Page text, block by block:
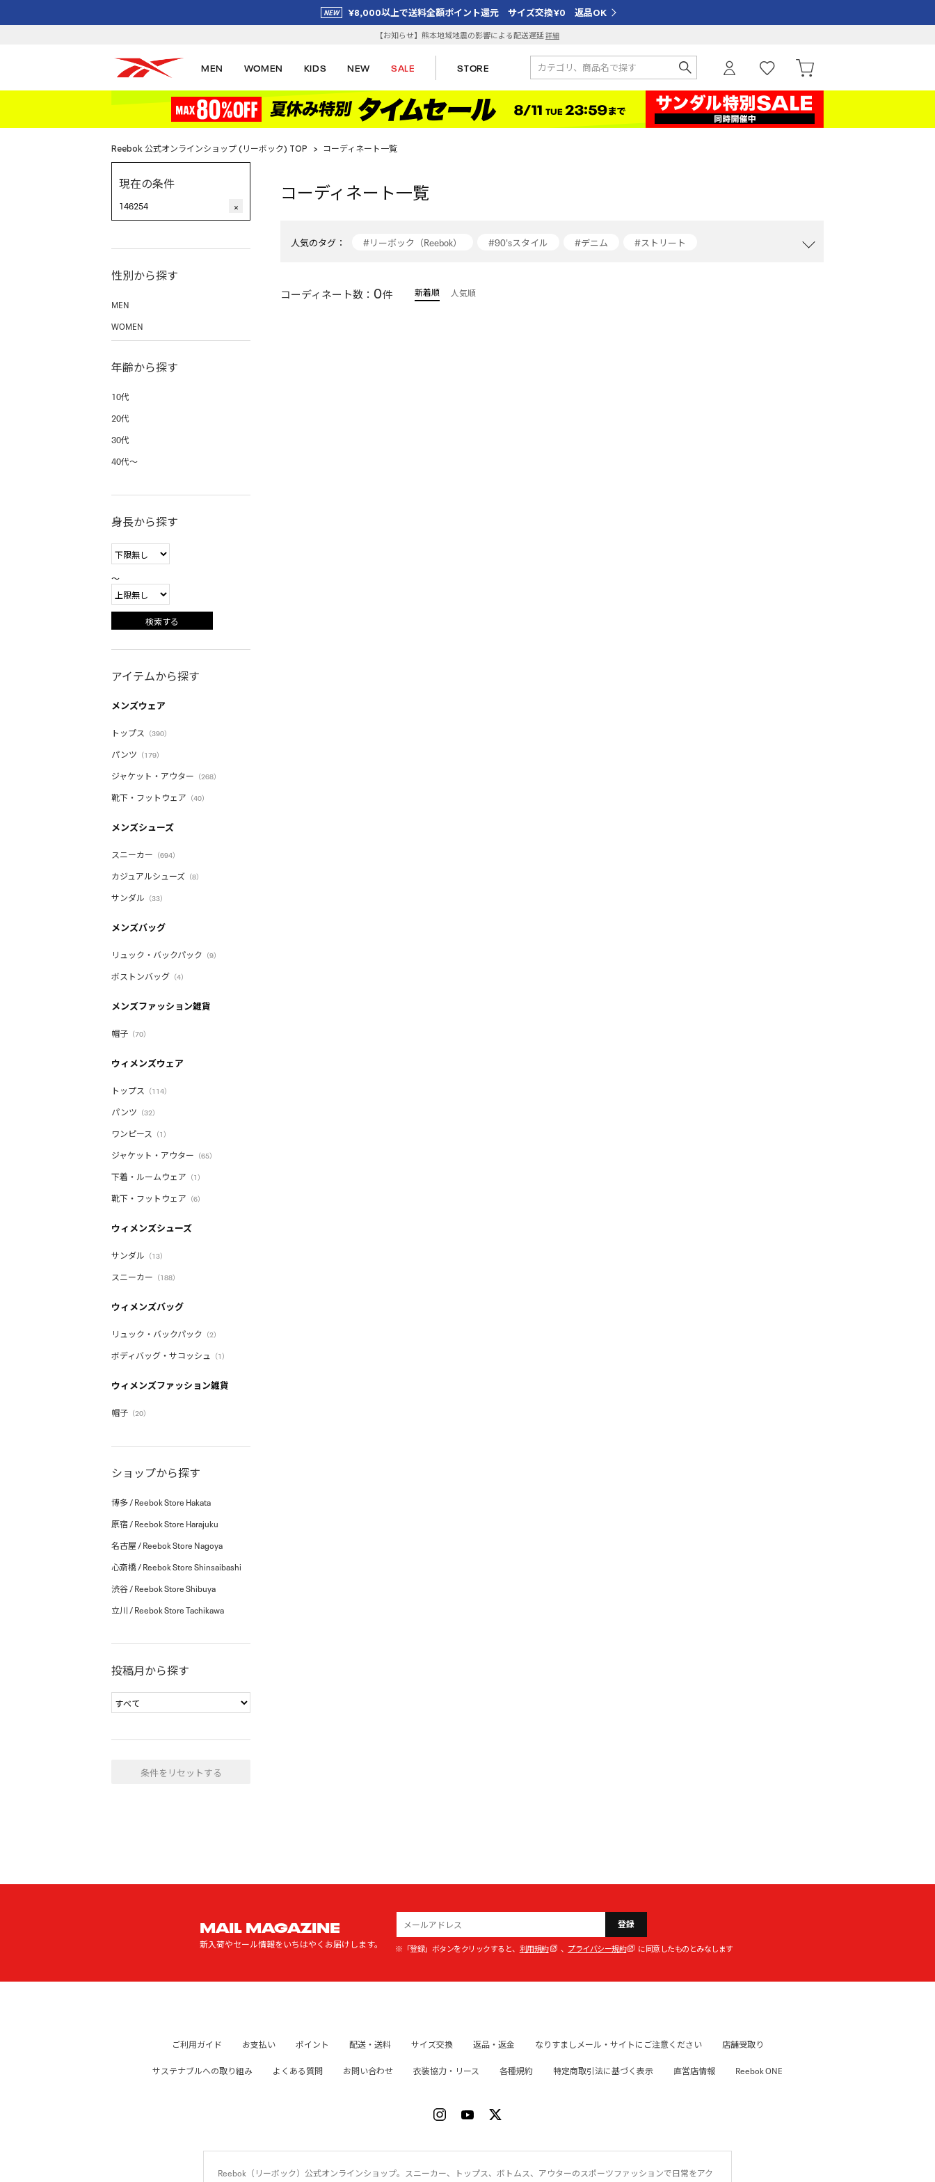
¥8,000以上で送料全額ポイント還元 サイズ交換¥0 返品OK
【お知らせ】熊本地域地震の影響による配送遅延詳細
MEN WOMEN KIDS NEW SALE STORE
Reebok 公式オンラインショップ (リーボック) TOP > コーディネート一覧
現在の条件
146254 ×
性別から探す
MEN
WOMEN
年齢から探す
10代
20代
30代
40代〜
身長から探す
〜
アイテムから探す
メンズウェア
トップス （390）
パンツ （179）
ジャケット・アウター （268）
靴下・フットウェア （40）
メンズシューズ
スニーカー （694）
カジュアルシューズ （8）
サンダル （33）
メンズバッグ
リュック・バックパック （9）
ボストンバッグ （4）
メンズファッション雑貨
帽子 （70）
ウィメンズウェア
トップス （114）
パンツ （32）
ワンピース （1）
ジャケット・アウター （65）
下着・ルームウェア （1）
靴下・フットウェア （6）
ウィメンズシューズ
サンダル （13）
スニーカー （188）
ウィメンズバッグ
リュック・バックパック （2）
ボディバッグ・サコッシュ （1）
ウィメンズファッション雑貨
帽子 （20）
ショップから探す
博多 / Reebok Store Hakata
原宿 / Reebok Store Harajuku
名古屋 / Reebok Store Nagoya
心斎橋 / Reebok Store Shinsaibashi
渋谷 / Reebok Store Shibuya
立川 / Reebok Store Tachikawa
投稿月から探す
条件をリセットする
コーディネート一覧
人気のタグ： #リーボック（Reebok） #90'sスタイル #デニム
#ストリート
コーディネート数： 0件 新着順 人気順
MAIL MAGAZINE
新入荷やセール情報をいちはやくお届けします。
登録
※「登録」ボタンをクリックすると、 利用規約 、 プライバシー規約 に同意したものとみなします
ご利用ガイド お支払い ポイント 配送・送料 サイズ交換 返品・返金 なりすましメール・サイトにご注意ください 店舗受取り
サステナブルへの取り組み よくある質問 お問い合わせ 衣装協力・リース 各種規約 特定商取引法に基づく表示 直営店情報 Reebok ONE
Reebok（リーボック）公式オンラインショップ。スニーカー、トップス、ボトムス、アウターのスポーツファッションで日常をアク